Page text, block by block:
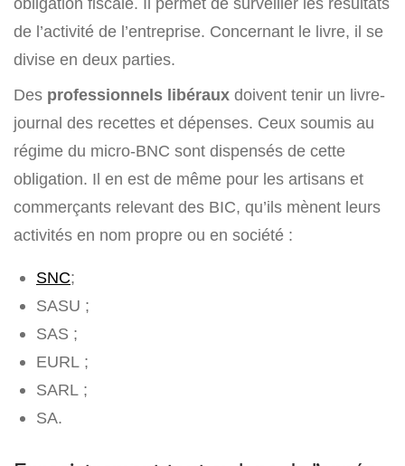
de l’activité de l’entreprise. Concernant le livre, il se
divise en deux parties.
Des professionnels libéraux doivent tenir un livre-
journal des recettes et dépenses. Ceux soumis au
régime du micro-BNC sont dispensés de cette
obligation. Il en est de même pour les artisans et
commerçants relevant des BIC, qu’ils mènent leurs
activités en nom propre ou en société :
SNC;
SASU ;
SAS ;
EURL ;
SARL ;
SA.